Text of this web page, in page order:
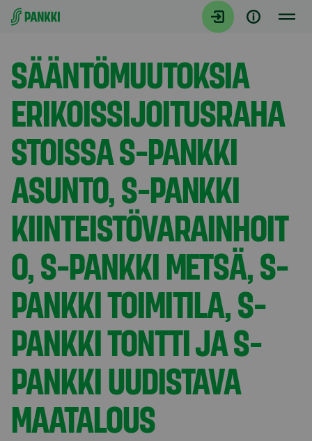
Siirry suoraan sisältöön
Tiedotteet
SÄÄNTÖMUUTOKSIA
ERIKOISSIJOITUSRAHA
STOISSA S-PANKKI
ASUNTO, S-PANKKI
KIINTEISTÖVARAINHOIT
O, S-PANKKI METSÄ, S-
PANKKI TOIMITILA, S-
PANKKI TONTTI JA S-
PANKKI UUDISTAVA
MAATALOUS